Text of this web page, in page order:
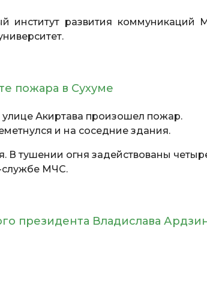
институт развития коммуникаций
пожара в Сухуме
улице Акиртава произошел пожар.
и на соседние здания.
В тушении огня задействованы
службе МЧС.
президента Владислава